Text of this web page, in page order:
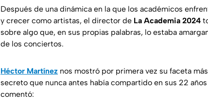
Después de una dinámica en la que los académicos
y crecer como artistas, el director de La Academia 2024
sobre algo que, en sus propias palabras, lo estaba
de los conciertos.
Héctor Martínez nos mostró por primera vez su faceta
secreto que nunca antes había compartido en sus 22
comentó: